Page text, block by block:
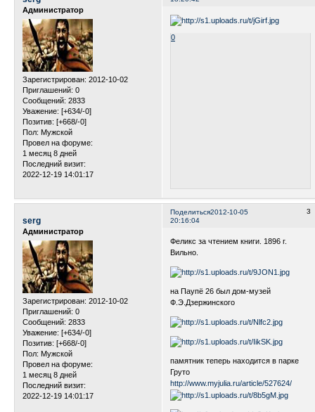
Администратор
Зарегистрирован: 2012-10-02
Приглашений: 0
Сообщений: 2833
Уважение: [+634/-0]
Позитив: [+668/-0]
Пол: Мужской
Провел на форуме:
1 месяц 8 дней
Последний визит:
2022-12-19 14:01:17
0
Поделиться 3
2012-10-05
20:16:04
serg
Администратор
Зарегистрирован: 2012-10-02
Приглашений: 0
Сообщений: 2833
Уважение: [+634/-0]
Позитив: [+668/-0]
Пол: Мужской
Провел на форуме:
1 месяц 8 дней
Последний визит:
2022-12-19 14:01:17
Феликс за чтением книги. 1896 г.
Вильно.
на Паупё 26 был дом-музей
Ф.Э.Дзержинского
памятник теперь находится в парке
Груто
http://www.myjulia.ru/article/527624/